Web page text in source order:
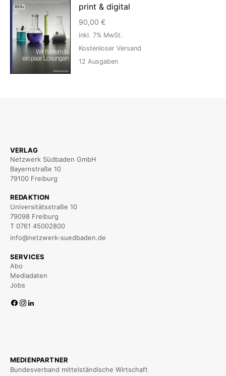
print & digital
90,00 €
inkl. 7% MwSt.
Kostenloser Versand
12 Ausgaben
VERLAG
Netzwerk Südbaden GmbH
Bayernstraße 10
79100 Freiburg
REDAKTION
Universitätsstraße 10
79098 Freiburg
T 0761 45002800
info@netzwerk-suedbaden.de
SERVICES
Abo
Mediadaten
Jobs
MEDIENPARTNER
Bundesverband mittelständische Wirtschaft